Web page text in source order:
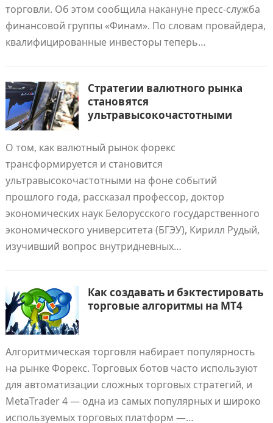
торговли. Об этом сообщила накануне пресс-служба
финансовой группы «Финам». По словам провайдера,
квалифицированные инвесторы теперь…
Стратегии валютного рынка
становятся
ультравысокочастотными
О том, как валютный рынок форекс
трансформируется и становится
ультравысокочастотными на фоне событий
прошлого года, рассказал профессор, доктор
экономических наук Белорусского государственного
экономического университета (БГЭУ), Кирилл Рудый,
изучивший вопрос внутридневных…
Как создавать и бэктестировать
торговые алгоритмы на MT4
Алгоритмическая торговля набирает популярность
на рынке Форекс. Торговых ботов часто используют
для автоматизации сложных торговых стратегий, и
MetaTrader 4 — одна из самых популярных и широко
используемых торговых платформ —…